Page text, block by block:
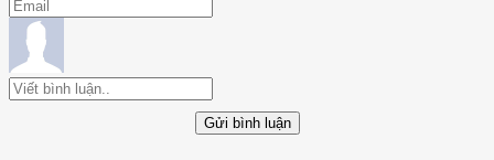
Gửi bình luận